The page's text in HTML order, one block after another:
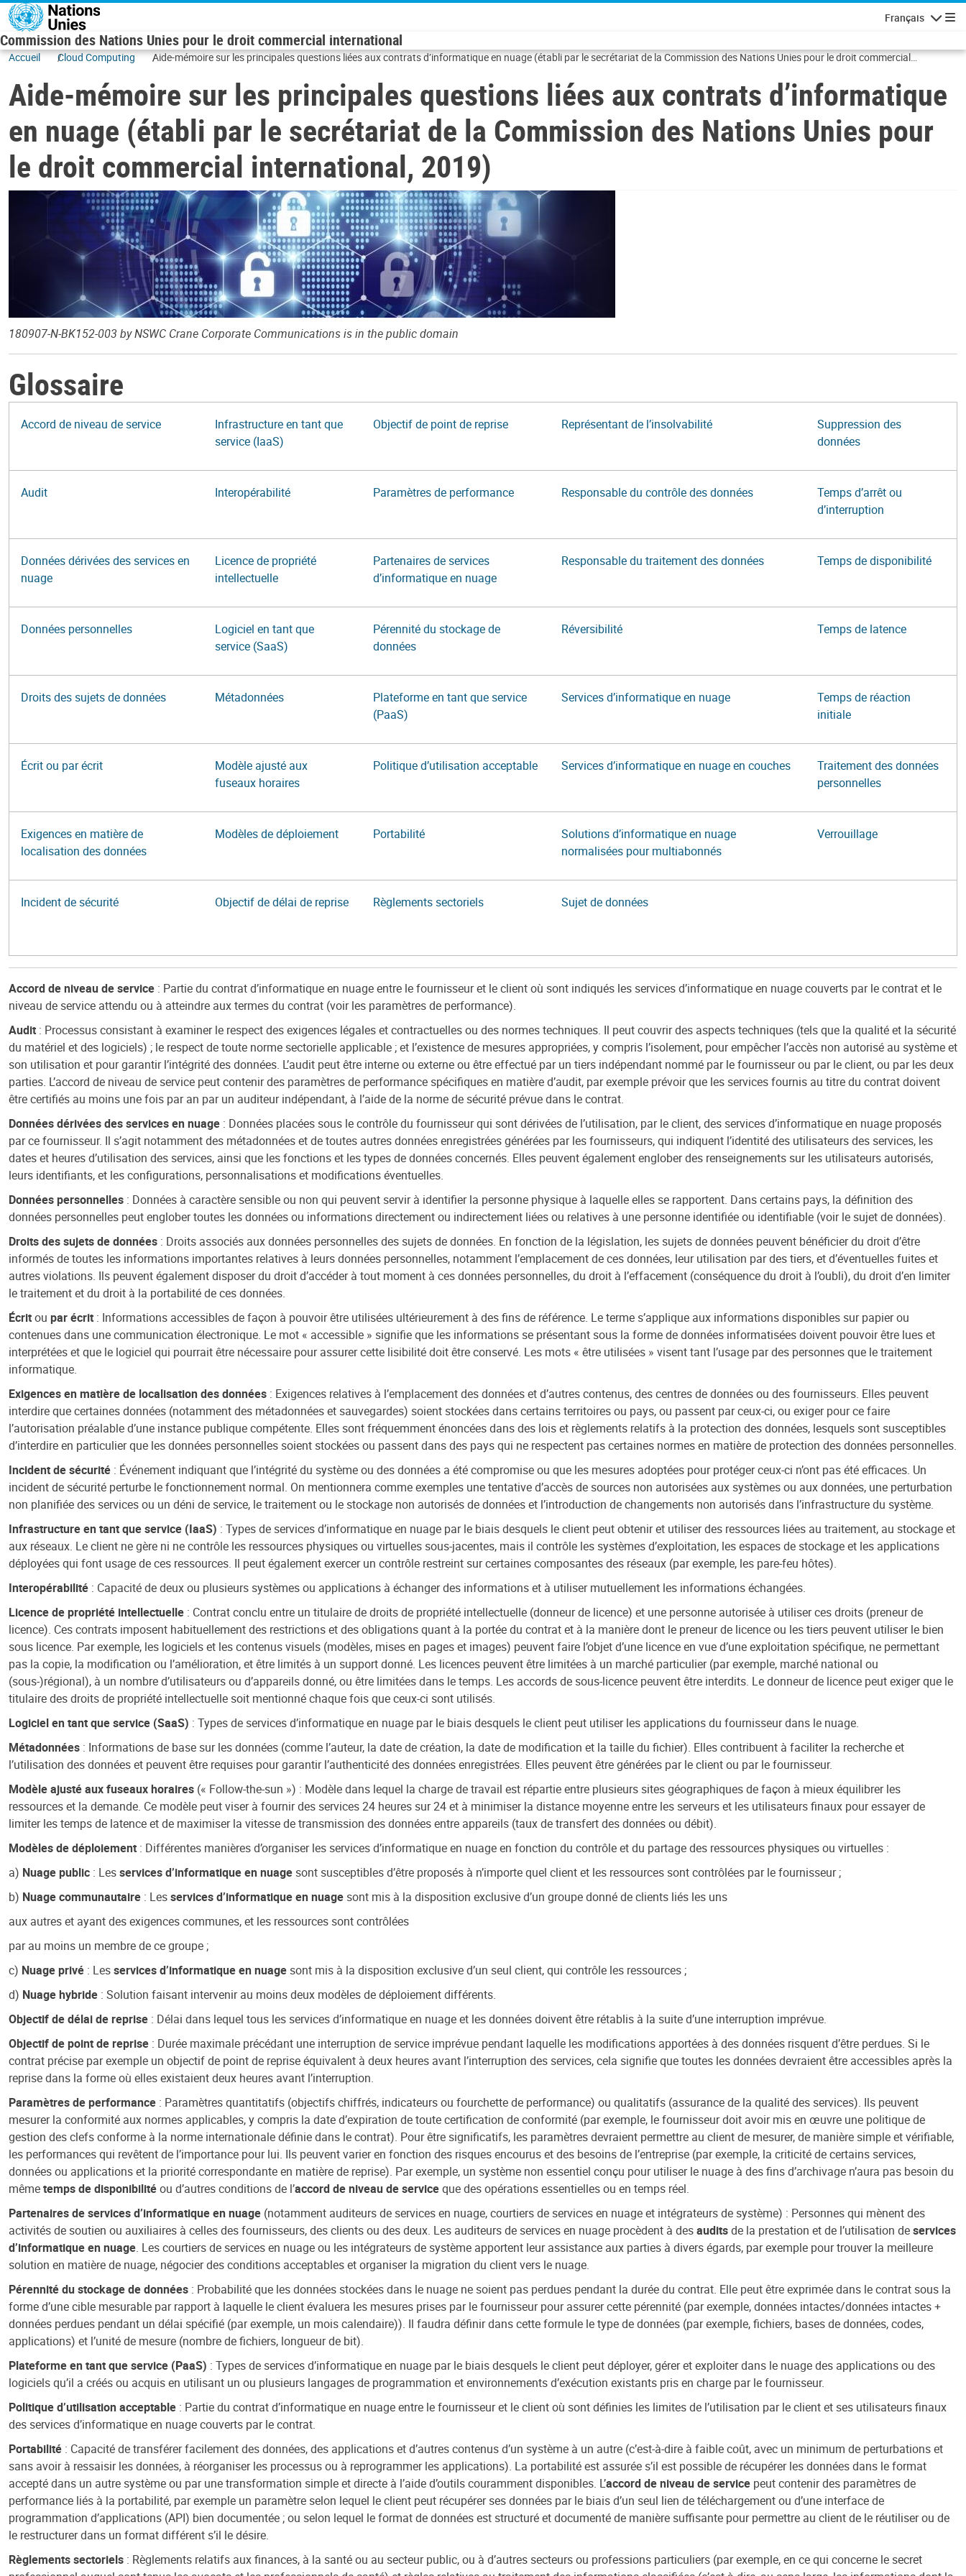
Skip to main content
Français
Commission des Nations Unies pour le droit commercial international
Accueil Cloud Computing
Aide-mémoire sur les principales questions liées aux contrats d’informatique en nuage (établi par le secrétariat de la Commission des Nations Unies pour le droit commercial
Aide-mémoire sur les principales questions liées aux contrats d’informatique
en nuage (établi par le secrétariat de la Commission des Nations Unies pour
le droit commercial international, 2019)
180907-N-BK152-003 by NSWC Crane Corporate Communications is in the public domain
Glossaire
Accord de niveau de service
Infrastructure en tant que
service (IaaS)
Objectif de point de reprise Représentant de l’insolvabilité
Suppression des
données
Audit Interopérabilité Paramètres de performance Responsable du contrôle des données
Temps d’arrêt ou
d’interruption
Données dérivées des services en
nuage
Licence de propriété
intellectuelle
Partenaires de services
d’informatique en nuage
Responsable du traitement des données Temps de disponibilité
Données personnelles
Logiciel en tant que
service (SaaS)
Pérennité du stockage de
données
Réversibilité Temps de latence
Droits des sujets de données Métadonnées
Plateforme en tant que service
(PaaS)
Services d’informatique en nuage
Temps de réaction
initiale
Écrit ou par écrit
Modèle ajusté aux
fuseaux horaires
Politique d’utilisation acceptable Services d’informatique en nuage en couches
Traitement des données
personnelles
Exigences en matière de
localisation des données
Modèles de déploiement Portabilité
Solutions d’informatique en nuage
normalisées pour multiabonnés
Verrouillage
Incident de sécurité Objectif de délai de reprise Règlements sectoriels Sujet de données
Accord de niveau de service : Partie du contrat d’informatique en nuage entre le fournisseur et le client où sont indiqués les services d’informatique en nuage couverts par le contrat et le
niveau de service attendu ou à atteindre aux termes du contrat (voir les paramètres de performance).
Audit : Processus consistant à examiner le respect des exigences légales et contractuelles ou des normes techniques. Il peut couvrir des aspects techniques (tels que la qualité et la sécurité
du matériel et des logiciels) ; le respect de toute norme sectorielle applicable ; et l’existence de mesures appropriées, y compris l’isolement, pour empêcher l’accès non autorisé au système et
son utilisation et pour garantir l’intégrité des données. L’audit peut être interne ou externe ou être effectué par un tiers indépendant nommé par le fournisseur ou par le client, ou par les deux
parties. L’accord de niveau de service peut contenir des paramètres de performance spécifiques en matière d’audit, par exemple prévoir que les services fournis au titre du contrat doivent
être certifiés au moins une fois par an par un auditeur indépendant, à l’aide de la norme de sécurité prévue dans le contrat.
Données dérivées des services en nuage : Données placées sous le contrôle du fournisseur qui sont dérivées de l’utilisation, par le client, des services d’informatique en nuage proposés
par ce fournisseur. Il s’agit notamment des métadonnées et de toutes autres données enregistrées générées par les fournisseurs, qui indiquent l’identité des utilisateurs des services, les
dates et heures d’utilisation des services, ainsi que les fonctions et les types de données concernés. Elles peuvent également englober des renseignements sur les utilisateurs autorisés,
leurs identifiants, et les configurations, personnalisations et modifications éventuelles.
Données personnelles : Données à caractère sensible ou non qui peuvent servir à identifier la personne physique à laquelle elles se rapportent. Dans certains pays, la définition des
données personnelles peut englober toutes les données ou informations directement ou indirectement liées ou relatives à une personne identifiée ou identifiable (voir le sujet de données).
Droits des sujets de données : Droits associés aux données personnelles des sujets de données. En fonction de la législation, les sujets de données peuvent bénéficier du droit d’être
informés de toutes les informations importantes relatives à leurs données personnelles, notamment l’emplacement de ces données, leur utilisation par des tiers, et d’éventuelles fuites et
autres violations. Ils peuvent également disposer du droit d’accéder à tout moment à ces données personnelles, du droit à l’effacement (conséquence du droit à l’oubli), du droit d’en limiter
le traitement et du droit à la portabilité de ces données.
Écritou par écrit : Informations accessibles de façon à pouvoir être utilisées ultérieurement à des fins de référence. Le terme s’applique aux informations disponibles sur papier ou
contenues dans une communication électronique. Le mot « accessible » signifie que les informations se présentant sous la forme de données informatisées doivent pouvoir être lues et
interprétées et que le logiciel qui pourrait être nécessaire pour assurer cette lisibilité doit être conservé. Les mots « être utilisées » visent tant l’usage par des personnes que le traitement
informatique.
Exigences en matière de localisation des données : Exigences relatives à l’emplacement des données et d’autres contenus, des centres de données ou des fournisseurs. Elles peuvent
interdire que certaines données (notamment des métadonnées et sauvegardes) soient stockées dans certains territoires ou pays, ou passent par ceux-ci, ou exiger pour ce faire
l’autorisation préalable d’une instance publique compétente. Elles sont fréquemment énoncées dans des lois et règlements relatifs à la protection des données, lesquels sont susceptibles
d’interdire en particulier que les données personnelles soient stockées ou passent dans des pays qui ne respectent pas certaines normes en matière de protection des données personnelles.
Incident de sécurité : Événement indiquant que l’intégrité du système ou des données a été compromise ou que les mesures adoptées pour protéger ceux-ci n’ont pas été efficaces. Un
incident de sécurité perturbe le fonctionnement normal. On mentionnera comme exemples une tentative d’accès de sources non autorisées aux systèmes ou aux données, une perturbation
non planifiée des services ou un déni de service, le traitement ou le stockage non autorisés de données et l’introduction de changements non autorisés dans l’infrastructure du système.
Infrastructure en tant que service (IaaS) : Types de services d’informatique en nuage par le biais desquels le client peut obtenir et utiliser des ressources liées au traitement, au stockage et
aux réseaux. Le client ne gère ni ne contrôle les ressources physiques ou virtuelles sous-jacentes, mais il contrôle les systèmes d’exploitation, les espaces de stockage et les applications
déployées qui font usage de ces ressources. Il peut également exercer un contrôle restreint sur certaines composantes des réseaux (par exemple, les pare-feu hôtes).
Interopérabilité : Capacité de deux ou plusieurs systèmes ou applications à échanger des informations et à utiliser mutuellement les informations échangées.
Licence de propriété intellectuelle : Contrat conclu entre un titulaire de droits de propriété intellectuelle (donneur de licence) et une personne autorisée à utiliser ces droits (preneur de
licence). Ces contrats imposent habituellement des restrictions et des obligations quant à la portée du contrat et à la manière dont le preneur de licence ou les tiers peuvent utiliser le bien
sous licence. Par exemple, les logiciels et les contenus visuels (modèles, mises en pages et images) peuvent faire l’objet d’une licence en vue d’une exploitation spécifique, ne permettant
pas la copie, la modification ou l’amélioration, et être limités à un support donné. Les licences peuvent être limitées à un marché particulier (par exemple, marché national ou
(sous-)régional), à un nombre d’utilisateurs ou d’appareils donné, ou être limitées dans le temps. Les accords de sous-licence peuvent être interdits. Le donneur de licence peut exiger que le
titulaire des droits de propriété intellectuelle soit mentionné chaque fois que ceux-ci sont utilisés.
Logiciel en tant que service (SaaS) : Types de services d’informatique en nuage par le biais desquels le client peut utiliser les applications du fournisseur dans le nuage.
Métadonnées : Informations de base sur les données (comme l’auteur, la date de création, la date de modification et la taille du fichier). Elles contribuent à faciliter la recherche et
l’utilisation des données et peuvent être requises pour garantir l’authenticité des données enregistrées. Elles peuvent être générées par le client ou par le fournisseur.
Modèle ajusté aux fuseaux horaires (« Follow-the-sun ») : Modèle dans lequel la charge de travail est répartie entre plusieurs sites géographiques de façon à mieux équilibrer les
ressources et la demande. Ce modèle peut viser à fournir des services 24 heures sur 24 et à minimiser la distance moyenne entre les serveurs et les utilisateurs finaux pour essayer de
limiter les temps de latence et de maximiser la vitesse de transmission des données entre appareils (taux de transfert des données ou débit).
Modèles de déploiement : Différentes manières d’organiser les services d’informatique en nuage en fonction du contrôle et du partage des ressources physiques ou virtuelles :
a) Nuage public : Lesservices d’informatique en nuage sont susceptibles d’être proposés à n’importe quel client et les ressources sont contrôlées par le fournisseur ;
b) Nuage communautaire : Lesservices d’informatique en nuage sont mis à la disposition exclusive d’un groupe donné de clients liés les uns
aux autres et ayant des exigences communes, et les ressources sont contrôlées
par au moins un membre de ce groupe ;
c) Nuage privé : Lesservices d’informatique en nuage sont mis à la disposition exclusive d’un seul client, qui contrôle les ressources ;
d) Nuage hybride : Solution faisant intervenir au moins deux modèles de déploiement différents.
Objectif de délai de reprise : Délai dans lequel tous les services d’informatique en nuage et les données doivent être rétablis à la suite d’une interruption imprévue.
Objectif de point de reprise : Durée maximale précédant une interruption de service imprévue pendant laquelle les modifications apportées à des données risquent d’être perdues. Si le
contrat précise par exemple un objectif de point de reprise équivalent à deux heures avant l’interruption des services, cela signifie que toutes les données devraient être accessibles après la
reprise dans la forme où elles existaient deux heures avant l’interruption.
Paramètres de performance : Paramètres quantitatifs (objectifs chiffrés, indicateurs ou fourchette de performance) ou qualitatifs (assurance de la qualité des services). Ils peuvent
mesurer la conformité aux normes applicables, y compris la date d’expiration de toute certification de conformité (par exemple, le fournisseur doit avoir mis en œuvre une politique de
gestion des clefs conforme à la norme internationale définie dans le contrat). Pour être significatifs, les paramètres devraient permettre au client de mesurer, de manière simple et vérifiable,
les performances qui revêtent de l’importance pour lui. Ils peuvent varier en fonction des risques encourus et des besoins de l’entreprise (par exemple, la criticité de certains services,
données ou applications et la priorité correspondante en matière de reprise). Par exemple, un système non essentiel conçu pour utiliser le nuage à des fins d’archivage n’aura pas besoin du
mêmetemps de disponibilitéou d’autres conditions de l’accord de niveau de serviceque des opérations essentielles ou en temps réel.
Partenaires de services d’informatique en nuage (notamment auditeurs de services en nuage, courtiers de services en nuage et intégrateurs de système) : Personnes qui mènent des
activités de soutien ou auxiliaires à celles des fournisseurs, des clients ou des deux. Les auditeurs de services en nuage procèdent à desauditsde la prestation et de l’utilisation deservices
d’informatique en nuage. Les courtiers de services en nuage ou les intégrateurs de système apportent leur assistance aux parties à divers égards, par exemple pour trouver la meilleure
solution en matière de nuage, négocier des conditions acceptables et organiser la migration du client vers le nuage.
Pérennité du stockage de données : Probabilité que les données stockées dans le nuage ne soient pas perdues pendant la durée du contrat. Elle peut être exprimée dans le contrat sous la
forme d’une cible mesurable par rapport à laquelle le client évaluera les mesures prises par le fournisseur pour assurer cette pérennité (par exemple, données intactes/données intactes +
données perdues pendant un délai spécifié (par exemple, un mois calendaire)). Il faudra définir dans cette formule le type de données (par exemple, fichiers, bases de données, codes,
applications) et l’unité de mesure (nombre de fichiers, longueur de bit).
Plateforme en tant que service (PaaS) : Types de services d’informatique en nuage par le biais desquels le client peut déployer, gérer et exploiter dans le nuage des applications ou des
logiciels qu’il a créés ou acquis en utilisant un ou plusieurs langages de programmation et environnements d’exécution existants pris en charge par le fournisseur.
Politique d’utilisation acceptable : Partie du contrat d’informatique en nuage entre le fournisseur et le client où sont définies les limites de l’utilisation par le client et ses utilisateurs finaux
des services d’informatique en nuage couverts par le contrat.
Portabilité : Capacité de transférer facilement des données, des applications et d’autres contenus d’un système à un autre (c’est-à-dire à faible coût, avec un minimum de perturbations et
sans avoir à ressaisir les données, à réorganiser les processus ou à reprogrammer les applications). La portabilité est assurée s’il est possible de récupérer les données dans le format
accepté dans un autre système ou par une transformation simple et directe à l’aide d’outils couramment disponibles. L’accord de niveau de service peut contenir des paramètres de
performance liés à la portabilité, par exemple un paramètre selon lequel le client peut récupérer ses données par le biais d’un seul lien de téléchargement ou d’une interface de
programmation d’applications (API) bien documentée ; ou selon lequel le format de données est structuré et documenté de manière suffisante pour permettre au client de le réutiliser ou de
le restructurer dans un format différent s’il le désire.
Règlements sectoriels : Règlements relatifs aux finances, à la santé ou au secteur public, ou à d’autres secteurs ou professions particuliers (par exemple, en ce qui concerne le secret